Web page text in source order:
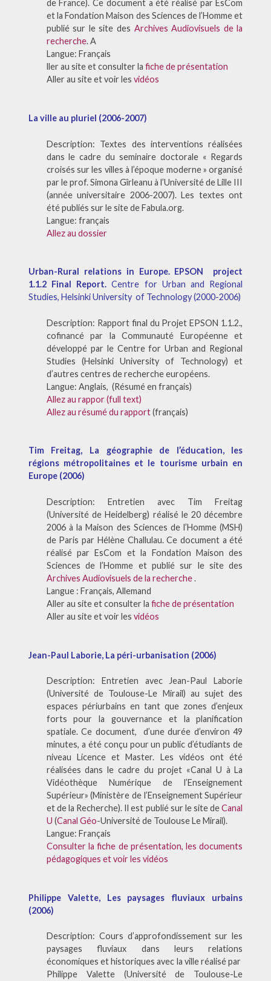
de France). Ce document a été réalisé par EsCom
et la Fondation Maison des Sciences de l’Homme et
publié sur le site des Archives Audiovisuels de la
recherche. A
Langue: Français
ller au site et consulter la fiche de présentation
Aller au site et voir les vidéos
La ville au pluriel (2006-2007)
Description: Textes des interventions réalisées
dans le cadre du seminaire doctorale « Regards
croisés sur les villes à l’époque moderne » organisé
par le prof. Simona Gîrleanu à l’Université de Lille III
(année universitaire 2006-2007). Les textes ont
été publiés sur le site de Fabula.org.
Langue: français
Allez au dossier
Urban-Rural relations in Europe. EPSON project
1.1.2 Final Report. Centre for Urban and Regional
Studies, Helsinki University of Technology (2000-2006)
Description: Rapport final du Projet EPSON 1.1.2.,
cofinancé par la Communauté Européenne et
développé par le Centre for Urban and Regional
Studies (Helsinki University of Technology) et
d’autres centres de recherche européens.
Langue: Anglais, (Résumé en français)
Allez au rappor (full text)
Allez au résumé du rapport(français)
Tim Freitag, La géographie de l’éducation, les
régions métropolitaines et le tourisme urbain en
Europe (2006)
Description: Entretien avec Tim Freitag
(Université de Heidelberg) réalisé le 20 décembre
2006 à la Maison des Sciences de l’Homme (MSH)
de Paris par Hélène Challulau. Ce document a été
réalisé par EsCom et la Fondation Maison des
Sciences de l’Homme et publié sur le site des
Archives Audiovisuels de la recherche.
Langue : Français, Allemand
Aller au site et consulter la fiche de présentation
Aller au site et voir les vidéos
Jean-Paul Laborie, La péri-urbanisation (2006)
Description: Entretien avec Jean-Paul Laborie
(Université de Toulouse-Le Mirail) au sujet des
espaces périurbains en tant que zones d’enjeux
forts pour la gouvernance et la planification
spatiale. Ce document, d’une durée d’environ 49
minutes, a été conçu pour un public d’étudiants de
niveau Licence et Master. Les vidéos ont été
réalisées dans le cadre du projet «Canal U à La
Vidéothèque Numérique de l’Enseignement
Supérieur» (Ministère de l’Enseignement Supérieur
et de la Recherche). Il est publié sur le site deCanal
U (Canal Géo-Université de Toulouse Le Mirail).
Langue: Français
Consulter la fiche de présentation, les documents
pédagogiques et voir les vidéos
Philippe Valette, Les paysages fluviaux urbains
(2006)
Description: Cours d’approfondissement sur les
paysages fluviaux dans leurs relations
économiques et historiques avec la ville réalisé par
Philippe Valette (Université de Toulouse-Le